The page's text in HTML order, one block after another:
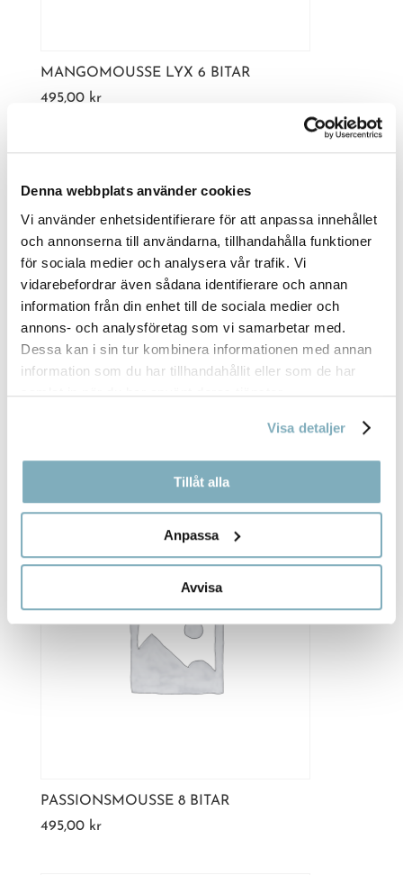
Denna webbplats använder cookies
Vi använder enhetsidentifierare för att anpassa innehållet
och annonserna till användarna, tillhandahålla funktioner
för sociala medier och analysera vår trafik. Vi
vidarebefordrar även sådana identifierare och annan
information från din enhet till de sociala medier och
annons- och analysföretag som vi samarbetar med.
Dessa kan i sin tur kombinera informationen med annan
information som du har tillhandahållit eller som de har
samlat in när du har använt deras tjänster.
Visa detaljer
Tillåt alla
Anpassa
Avvisa
MANGOMOUSSE LYX 6 BITAR
495,00 kr
615,00kr
PASSIONSMOUSSE 8 BITAR
495,00 kr